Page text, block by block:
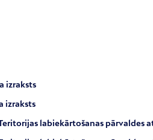
izraksts
izraksts
labiekārtošanas pārvaldes